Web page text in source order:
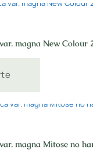
magna New Colour
magna Mitose no